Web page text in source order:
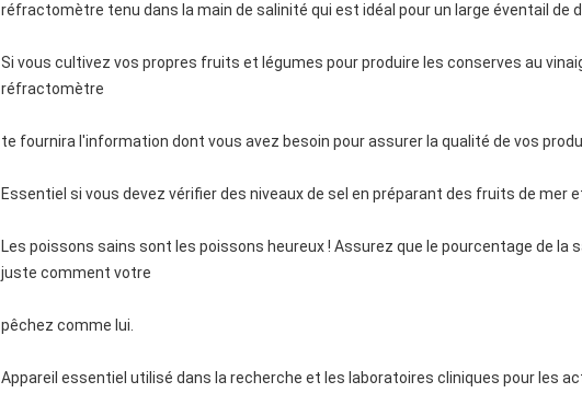
réfractomètre tenu dans la main de salinité qui est idéal pour un large éventail de
Si vous cultivez vos propres fruits et légumes pour produire les conserves au
réfractomètre
te fournira l'information dont vous avez besoin pour assurer la qualité de vos
Essentiel si vous devez vérifier des niveaux de sel en préparant des fruits de mer
Les poissons sains sont les poissons heureux ! Assurez que le pourcentage de la
juste comment votre
pêchez comme lui.
Appareil essentiel utilisé dans la recherche et les laboratoires cliniques pour les